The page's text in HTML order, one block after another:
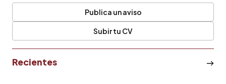
Publica un aviso
Subir tu CV
Recientes